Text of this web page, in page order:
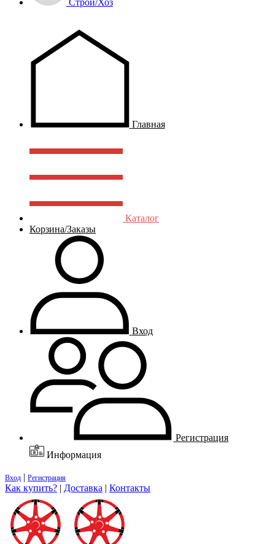
Строй/Хоз
Главная
Каталог
Корзина/Заказы
Вход
Регистрация
Информация
Вход | Регистрация
Как купить? | Доставка | Контакты